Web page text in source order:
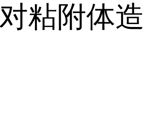
粘附体造